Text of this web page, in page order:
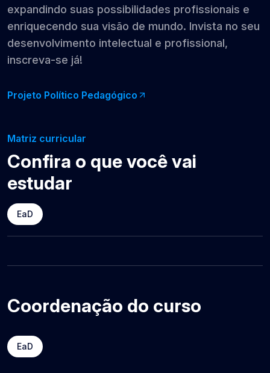
expandindo suas possibilidades profissionais e
enriquecendo sua visão de mundo. Invista no seu
desenvolvimento intelectual e profissional,
inscreva-se já!
Projeto Político Pedagógico
Matriz curricular
Confira o que você vai
estudar
EaD
Coordenação do curso
EaD